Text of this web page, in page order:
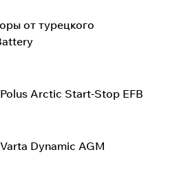
от турецкого
Arctic Start-Stop EFB
Dynamic AGM